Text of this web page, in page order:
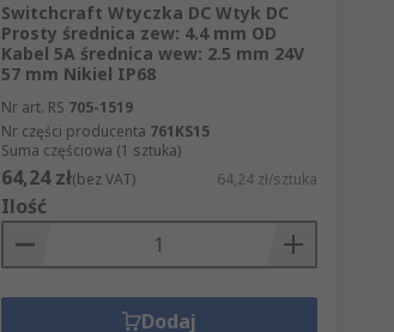
Switchcraft Wtyczka DC Wtyk DC
Prosty średnica zew: 4.4 mm OD
Kabel 5A średnica wew: 2.5 mm 24V
57 mm Nikiel IP68
Nr art. RS 705-1519
Nr części producenta 761KS15
Suma częściowa (1 sztuka)
64,24 zł(bez VAT) 64,24 zł/sztuka
Ilość
Dodaj